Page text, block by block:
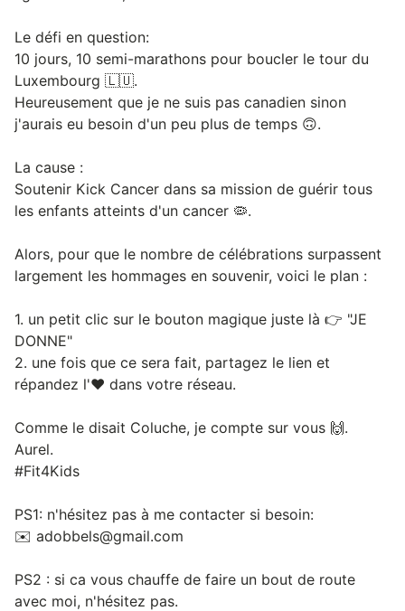
Le défi en question:
10 jours, 10 semi-marathons pour boucler le tour du
Luxembourg 🇱🇺.
Heureusement que je ne suis pas canadien sinon
j'aurais eu besoin d'un peu plus de temps 🙃.
La cause :
Soutenir Kick Cancer dans sa mission de guérir tous
les enfants atteints d'un cancer 🦠.
Alors, pour que le nombre de célébrations surpassent
largement les hommages en souvenir, voici le plan :
1. un petit clic sur le bouton magique juste là 👉 "JE
DONNE"
2. une fois que ce sera fait, partagez le lien et
répandez l'❤️ dans votre réseau.
Comme le disait Coluche, je compte sur vous 🙌.
Aurel.
#Fit4Kids
PS1: n'hésitez pas à me contacter si besoin:
✉️ adobbels@gmail.com
PS2 : si ca vous chauffe de faire un bout de route
avec moi, n'hésitez pas.